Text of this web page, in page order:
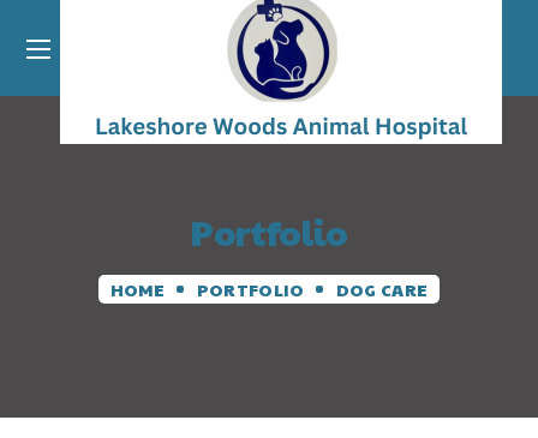
Portfolio
HOME PORTFOLIO DOG CARE